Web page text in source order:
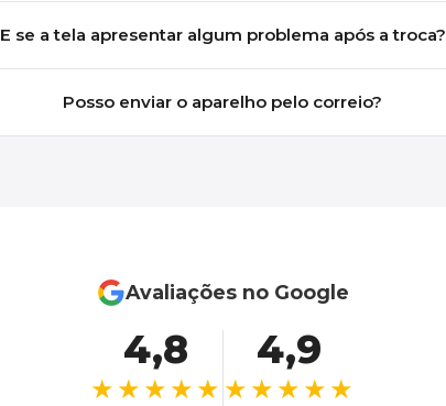
E se a tela apresentar algum problema após a troca?
Posso enviar o aparelho pelo correio?
Avaliações no Google
4,8
★★★★★
4,9
★★★★★